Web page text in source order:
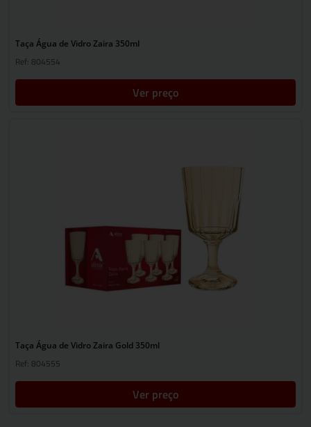
Taça Água de Vidro Zaira 350ml
Ref: 804554
Ver preço
Taça Água de Vidro Zaira Gold 350ml
Ref: 804555
Ver preço